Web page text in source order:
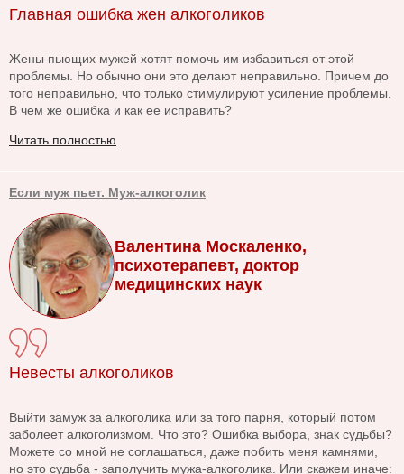
Главная ошибка жен алкоголиков
Жены пьющих мужей хотят помочь им избавиться от этой
проблемы. Но обычно они это делают неправильно. Причем до
того неправильно, что только стимулируют усиление проблемы.
В чем же ошибка и как ее исправить?
Читать полностью
Если муж пьет. Муж-алкоголик
Валентина Москаленко,
психотерапевт, доктор
медицинских наук
Невесты алкоголиков
Выйти замуж за алкоголика или за того парня, который потом
заболеет алкоголизмом. Что это? Ошибка выбора, знак судьбы?
Можете со мной не соглашаться, даже побить меня камнями,
но это судьба - заполучить мужа-алкоголика. Или скажем иначе: